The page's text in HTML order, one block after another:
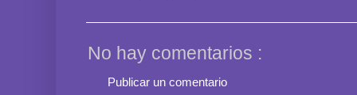
No hay comentarios :
Publicar un comentario